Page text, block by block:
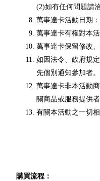
(2)如有任何問題請
萬事達卡活動日期：
萬事達卡有權對本
萬事達卡保留修改
如因法令、政府規
先個別通知參加者。
萬事達卡非本活動
關商品或服務提供者
有關本活動之一切
購買流程：